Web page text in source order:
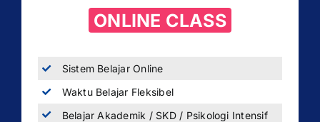
ONLINE CLASS
Sistem Belajar Online
Waktu Belajar Fleksibel
Belajar Akademik / SKD / Psikologi Intensif